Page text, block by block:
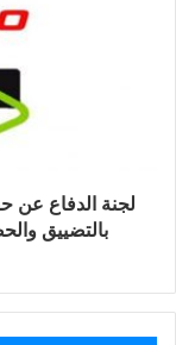
إن الهيئة
عمل استكمال
الاحتلال “، تعلن
معادية للحرية
لجنة الدفاع عن
بالتضييق